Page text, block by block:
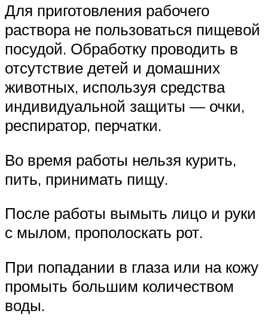
Для приготовления рабочего
раствора не пользоваться пищевой
посудой. Обработку проводить в
отсутствие детей и домашних
животных, используя средства
индивидуальной защиты — очки,
респиратор, перчатки.
Во время работы нельзя курить,
пить, принимать пищу.
После работы вымыть лицо и руки
с мылом, прополоскать рот.
При попадании в глаза или на кожу
промыть большим количеством
воды.